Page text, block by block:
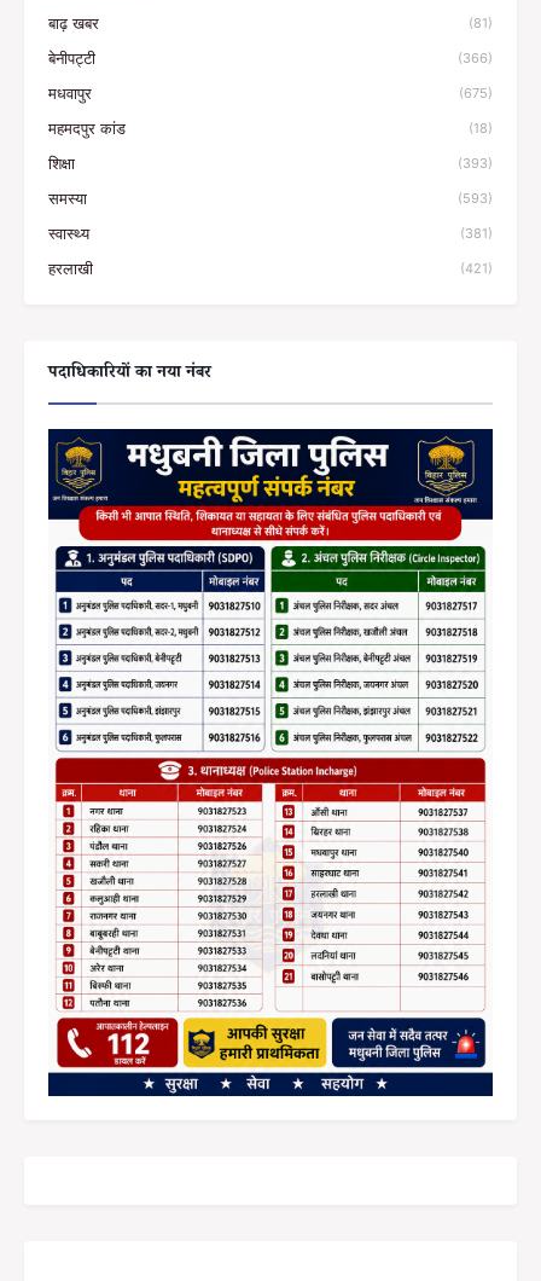
बाढ़ खबर (81)
बेनीपट्टी (366)
मधवापुर (675)
महमदपुर कांड (18)
शिक्षा (393)
समस्या (593)
स्वास्थ्य (381)
हरलाखी (421)
पदाधिकारियों का नया नंबर